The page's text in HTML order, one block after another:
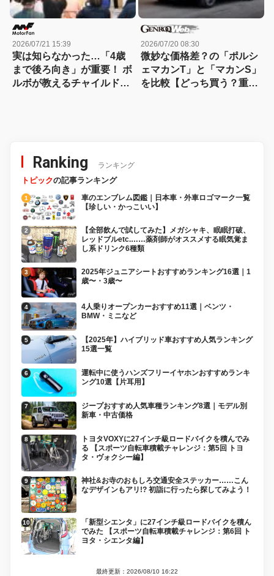
2026/07/21 15:39
実は知らなかった…「4歳
まで後ろ向き」が重要！ ボ
ルボが教えるチャイルドシ
2026/07/20 08:30
微妙な価格差？の「ポルシ
ェマカンT」と「マカンS」
を比較【どっち買う？重箱
Ranking ランキング
トピックの記事ランキング
車のエンブレム図鑑｜日本車・外車ロゴマーク一覧
【珍しい・かっこいい】
【全部飲んで試してみた】メガシャキ、眠眠打破、
レッドブルetc.……薬剤師がオススメする眠気覚ま
し系ドリンク6種類
2025年ジュニアシートおすすめランキング16選｜1
歳〜・3歳〜
4人乗りオープンカーおすすめ11選｜ベンツ・
BMW・ミニなど
【2025年】ハイブリッド車おすすめ人気ランキング
15選一覧
運転中に使うハンズフリーイヤホンおすすめランキ
ング10選【片耳用】
ジープおすすめ人気車種ランキング8選｜モデル別
新車・中古価格
トヨタVOXYに27インチ級ロードバイクを積んでみ
る 【スポーツ自転車積載チャレンジ：第5回 トヨ
タ・ヴォクシー編】
神社&お寺のおもしろ交通安全ステッカー……こん
なデザインもアリ!? 初詣に行ったら探してみよう！
「新型シエンタ」に27インチ級ロードバイクを積ん
でみた 【スポーツ自転車積載チャレンジ：第6回 ト
ヨタ・シエンタ編】
最終更新：2026/08/10 16:22